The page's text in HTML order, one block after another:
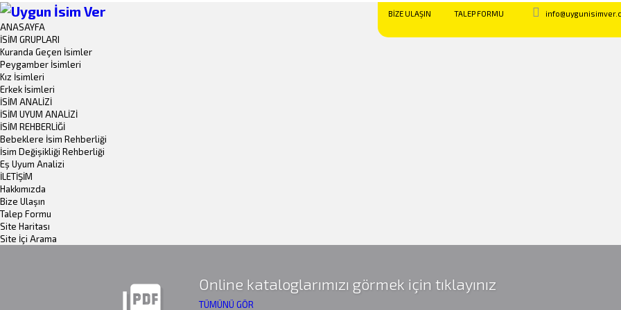
BİZE ULAŞIN TALEP FORMU
ANASAYFA
İSİM GRUPLARI
Kuranda Geçen İsimler
Peygamber İsimleri
Kız İsimleri
Erkek İsimleri
İSİM ANALİZİ
İSİM UYUM ANALİZİ
İSİM REHBERLİĞİ
Bebeklere İsim Rehberliği
İsim Değişikliği Rehberliği
Eş Uyum Analizi
İLETİŞİM
Hakkımızda
Bize Ulaşın
Talep Formu
Site Haritası
Site İçi Arama
Online kataloglarımızı görmek için tıklayınız
TÜMÜNÜ GÖR